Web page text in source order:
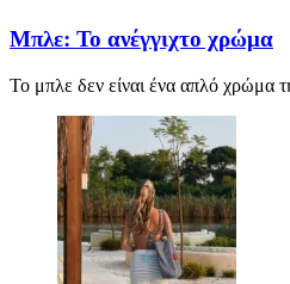
Μπλε: Το ανέγγιχτο χρώμα
Το μπλε δεν είναι ένα απλό χρώμα